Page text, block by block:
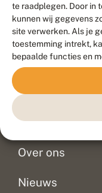
te raadplegen. Door in
kunnen wij gegevens
site verwerken. Als je
toestemming intrekt,
bepaalde functies en
Contact
Veelgestelde
Doneer
Over ons
Nieuws
Meld
©
Duurzaam